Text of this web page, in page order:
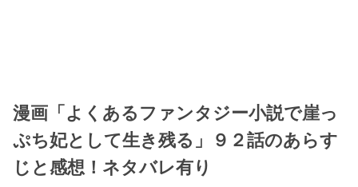
漫画「よくあるファンタジー小説で崖っ
ぷち妃として生き残る」９２話のあらす
じと感想！ネタバレ有り